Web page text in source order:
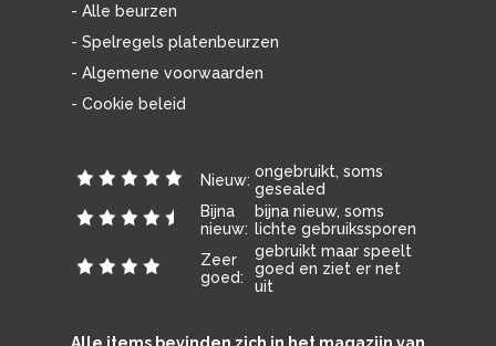
- Alle beurzen
- Spelregels platenbeurzen
- Algemene voorwaarden
- Cookie beleid
Nieuw: ongebruikt, soms
gesealed
Bijna
nieuw:
bijna nieuw, soms
lichte gebruikssporen
Zeer
goed:
gebruikt maar speelt
goed en ziet er net
uit